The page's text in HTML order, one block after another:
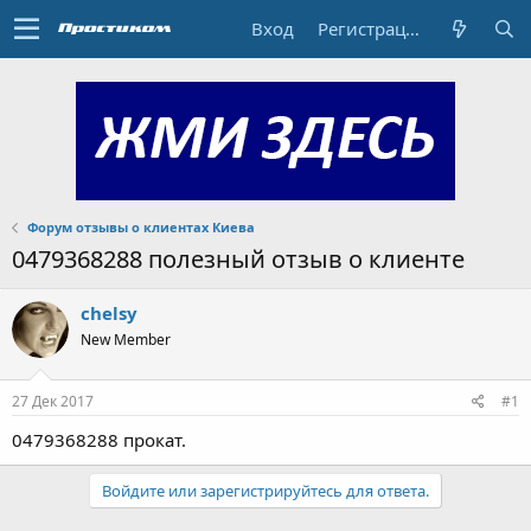
Вход Регистрация
Форум отзывы о клиентах Киева
0479368288 полезный отзыв о клиенте
chelsy
New Member
27 Дек 2017 #1
0479368288 прокат.
Войдите или зарегистрируйтесь для ответа.